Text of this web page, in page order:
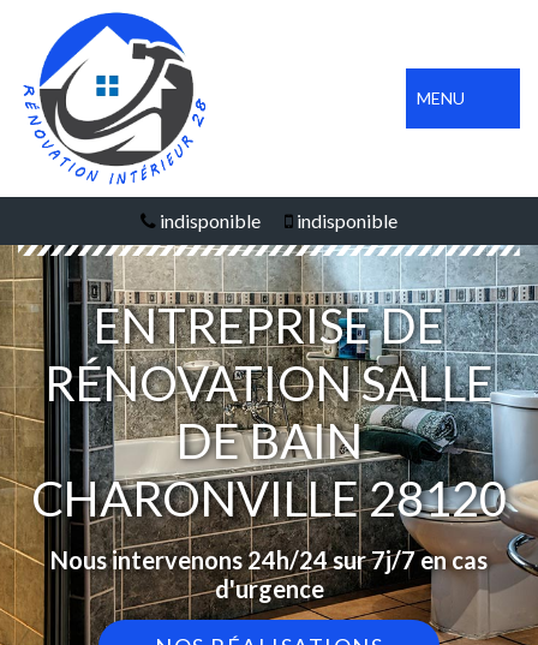
MENU
indisponible indisponible
ENTREPRISE DE
RÉNOVATION SALLE
DE BAIN
CHARONVILLE 28120
Nous intervenons 24h/24 sur 7j/7 en cas
d'urgence